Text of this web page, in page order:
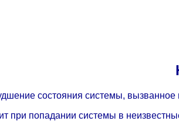
состояния системы,
при попадании системы в